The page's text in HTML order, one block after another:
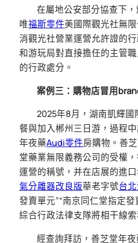
在屬地公安部分協查下
唯福斯零件美國際觀光社無
消觀光社營業運營允許證的
和游玩局對直接擔任的主管
的行政處分。
案例三：購物店冒用
2025年8月，湖南凱輝
餐與加入郴州三日游，過程
年夜藥Audi零件房購物。善
堂藥業無限義務公司的受權
運營的稱號，并在店展的進
氣分離器改良版華老字號台
發賣單元”“南京同仁堂指定
綜合行政法律支隊將相干線
經查詢拜訪，善芝堂年